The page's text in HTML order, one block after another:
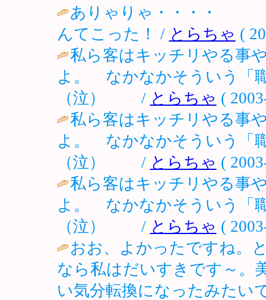
ありゃりゃ・・・・
んてこった！ / とらちゃ (
私ら客はキッチリやる事
よ。 なかなかそういう「
（泣） / とらちゃ (
私ら客はキッチリやる事
よ。 なかなかそういう「
（泣） / とらちゃ (
私ら客はキッチリやる事
よ。 なかなかそういう「
（泣） / とらちゃ (
おお、よかったですね。
なら私はだいすきです～。
い気分転換になったみたい